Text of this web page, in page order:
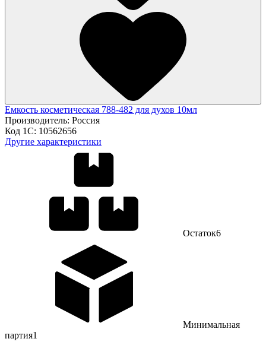
Емкость косметическая 788-482 для духов 10мл
Производитель: Россия
Код 1С: 10562656
Другие характеристики
Остаток6
Минимальная
партия1